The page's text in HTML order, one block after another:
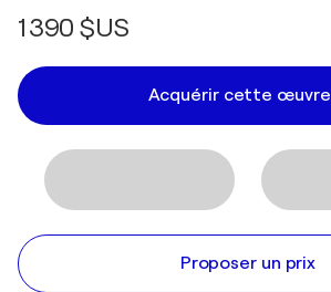
1 390 $US
Acquérir cette œuvre
Proposer un prix